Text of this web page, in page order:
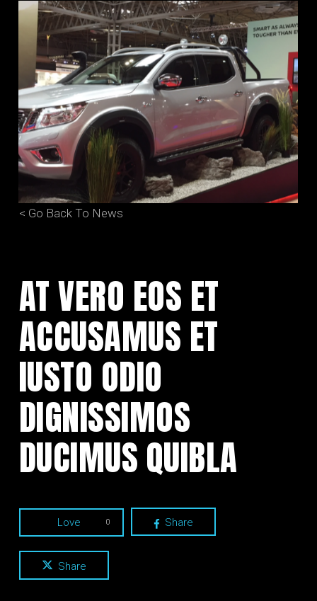
< Go Back To News
AT VERO EOS ET
ACCUSAMUS ET
IUSTO ODIO
DIGNISSIMOS
DUCIMUS QUIBLA
Love 0 Share
Share